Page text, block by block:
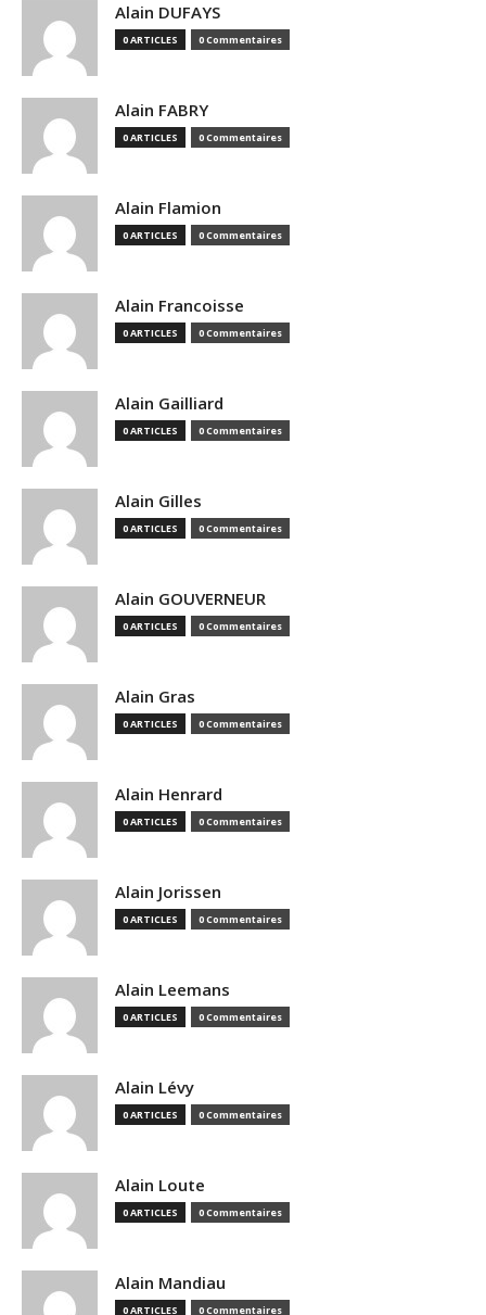
Alain DUFAYS
0 ARTICLES 0 Commentaires
Alain FABRY
0 ARTICLES 0 Commentaires
Alain Flamion
0 ARTICLES 0 Commentaires
Alain Francoisse
0 ARTICLES 0 Commentaires
Alain Gailliard
0 ARTICLES 0 Commentaires
Alain Gilles
0 ARTICLES 0 Commentaires
Alain GOUVERNEUR
0 ARTICLES 0 Commentaires
Alain Gras
0 ARTICLES 0 Commentaires
Alain Henrard
0 ARTICLES 0 Commentaires
Alain Jorissen
0 ARTICLES 0 Commentaires
Alain Leemans
0 ARTICLES 0 Commentaires
Alain Lévy
0 ARTICLES 0 Commentaires
Alain Loute
0 ARTICLES 0 Commentaires
Alain Mandiau
0 ARTICLES 0 Commentaires